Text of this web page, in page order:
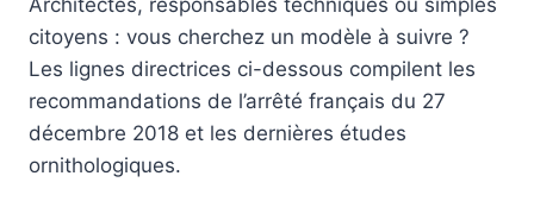
citoyens : vous cherchez un modèle à suivre ?
Les lignes directrices ci-dessous compilent les
recommandations de l’arrêté français du 27
décembre 2018 et les dernières études
ornithologiques.